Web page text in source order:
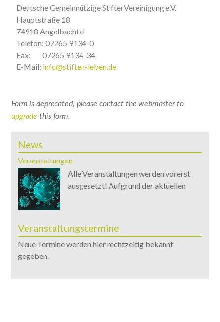
Deutsche Gemeinnützige StifterVereinigung e.V.
Hauptstraße 18
74918 Angelbachtal
Telefon: 07265 9134-0
Fax: 07265 9134-34
E-Mail: info@stiften-leben.de
Form is deprecated, please contact the webmaster to
upgrade this form.
News
Veranstaltungen
Alle Veranstaltungen werden vorerst
ausgesetzt! Aufgrund der aktuellen
Veranstaltungstermine
Neue Termine werden hier rechtzeitig bekannt
gegeben.